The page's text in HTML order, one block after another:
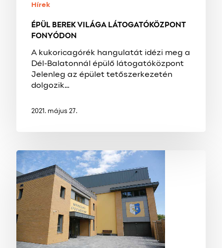
Hírek
ÉPÜL BEREK VILÁGA LÁTOGATÓKÖZPONT
FONYÓDON
A kukoricagórék hangulatát idézi meg a
Dél-Balatonnál épülő látogatóközpont
Jelenleg az épület tetőszerkezetén
dolgozik…
2021. május 27.
ELKÉSZÜLT
A
VÍVÓCSARNOK
ZALAEGERSZEGEN